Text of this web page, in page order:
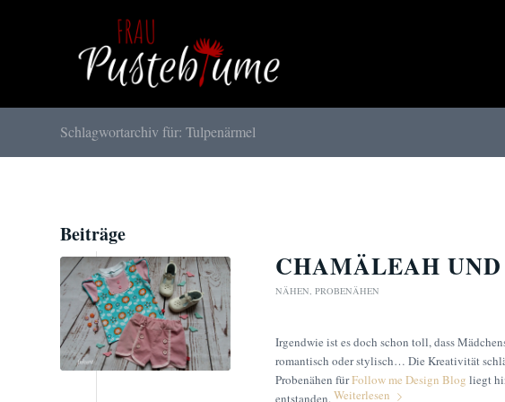
Schlagwortarchiv für: Tulpenärmel
Beiträge
CHAMÄLEAH
NÄHEN, PROBENÄHEN
Irgendwie ist es doch schon toll, dass
romantisch oder stylisch… Die Kreativität
Probenähen fürFollow me Design Blog liegt
entstanden.Weiterlesen